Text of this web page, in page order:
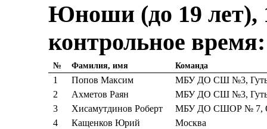
Юноши (до 19 лет),
контрольное
№ Фамилия, имя Команда
1 Попов Максим
МБУ ДО СШ №3,
2
Ахметов Раян
МБУ ДО СШ №3,
3
Хисамутдинов Роберт
МБУ ДО СШОР № 7,
4
Кащенков Юрий
Москва